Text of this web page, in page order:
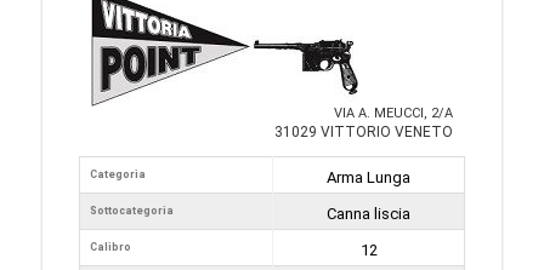
VIA A. MEUCCI, 2/A
31029 VITTORIO VENETO
Categoria
Sottocategoria
Calibro
Arma Lunga
Canna liscia
12